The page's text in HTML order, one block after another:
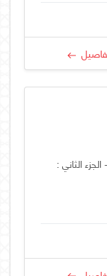
الثاني :